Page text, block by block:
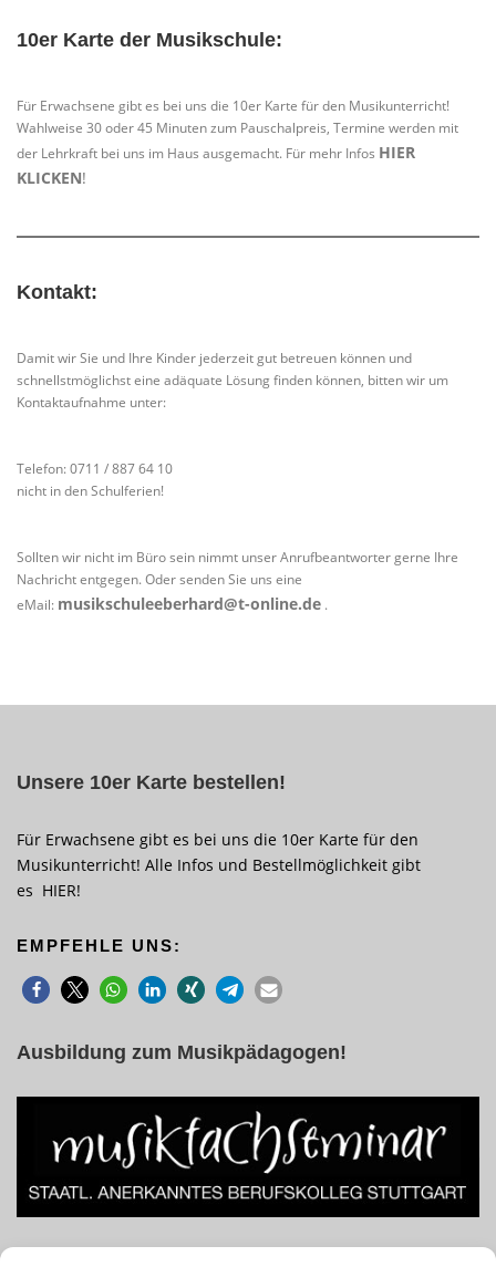
10er Karte der Musikschule:
Für Erwachsene gibt es bei uns die 10er Karte für den Musikunterricht!
Wahlweise 30 oder 45 Minuten zum Pauschalpreis, Termine werden mit
der Lehrkraft bei uns im Haus ausgemacht. Für mehr Infos HIER
KLICKEN!
Kontakt:
Damit wir Sie und Ihre Kinder jederzeit gut betreuen können und
schnellstmöglichst eine adäquate Lösung finden können, bitten wir um
Kontaktaufnahme unter:
Telefon: 0711 / 887 64 10
nicht in den Schulferien!
Sollten wir nicht im Büro sein nimmt unser Anrufbeantworter gerne Ihre
Nachricht entgegen. Oder senden Sie uns eine
eMail: musikschuleeberhard@t-online.de .
Unsere 10er Karte bestellen!
Für Erwachsene gibt es bei uns die 10er Karte für den
Musikunterricht! Alle Infos und Bestellmöglichkeit gibt
es HIER!
EMPFEHLE UNS:
Ausbildung zum Musikpädagogen!